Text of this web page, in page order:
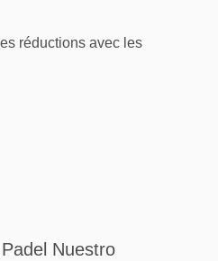
réductions avec les
Nuestro